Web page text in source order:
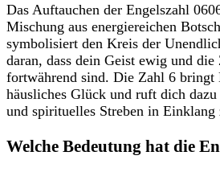
Das Auftauchen der Engelszahl
Mischung aus energiereichen
symbolisiert den Kreis der
daran, dass dein Geist ewig und
fortwährend sind. Die Zahl 6 bringt
häusliches Glück und ruft dich
und spirituelles Streben in Einklang
Welche Bedeutung hat die